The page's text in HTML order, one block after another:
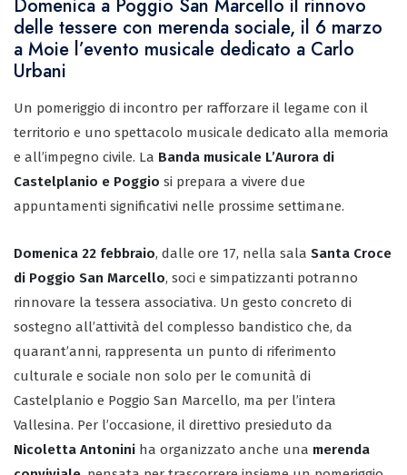
Domenica a Poggio San Marcello il rinnovo
delle tessere con merenda sociale, il 6 marzo
a Moie l’evento musicale dedicato a Carlo
Urbani
Un pomeriggio di incontro per rafforzare il legame con il
territorio e uno spettacolo musicale dedicato alla memoria
e all’impegno civile. La Banda musicale L’Aurora di
Castelplanio e Poggio si prepara a vivere due
appuntamenti significativi nelle prossime settimane.
Domenica 22 febbraio, dalle ore 17, nella sala Santa Croce
di Poggio San Marcello, soci e simpatizzanti potranno
rinnovare la tessera associativa. Un gesto concreto di
sostegno all’attività del complesso bandistico che, da
quarant’anni, rappresenta un punto di riferimento
culturale e sociale non solo per le comunità di
Castelplanio e Poggio San Marcello, ma per l’intera
Vallesina. Per l’occasione, il direttivo presieduto da
Nicoletta Antonini ha organizzato anche una merenda